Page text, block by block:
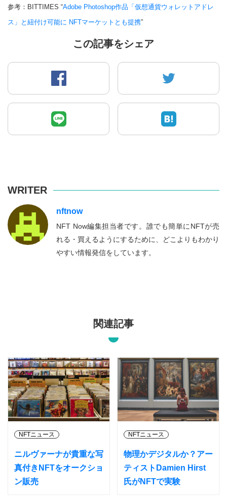
参考：BITTIMES “Adobe Photoshop作品「仮想通貨ウォレットアドレ
ス」と紐付け可能に NFTマーケットとも提携”
この記事をシェア
WRITER
nftnow
NFT Now編集担当者です。誰でも簡単にNFTが売
れる・買えるようにするために、どこよりもわかり
やすい情報発信をしています。
関連記事
NFTニュース
ニルヴァーナが貴重な写
真付きNFTをオークショ
ン販売
NFTニュース
物理かデジタルか？アー
ティストDamien Hirst
氏がNFTで実験